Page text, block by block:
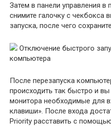
Затем в панели управления в
снимите галочку с чекбокса
запуска, после чего
Отключение быстрого
компьютера
После перезапуска
происходить так быстро и
монитора необходимые для
клавиши». После входа
Priority расставить с